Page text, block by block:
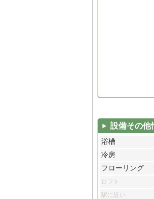
設備その他
浴槽
冷房
フローリング
ロフト
駅に近い